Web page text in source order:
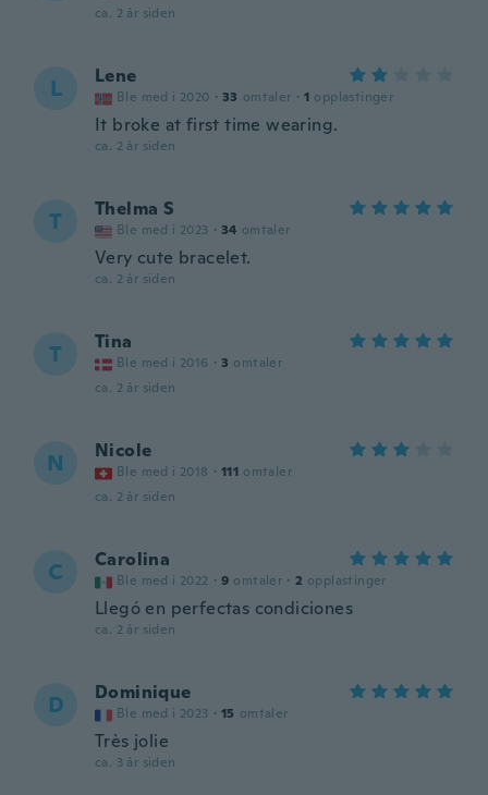
ca. 2 år siden
L Lene
Ble med i 2020 · 33 omtaler · 1 opplastinger
It broke at first time wearing.
ca. 2 år siden
T Thelma S
Ble med i 2023 · 34 omtaler
Very cute bracelet.
ca. 2 år siden
T Tina
Ble med i 2016 · 3 omtaler
ca. 2 år siden
N Nicole
Ble med i 2018 · 111 omtaler
ca. 2 år siden
C Carolina
Ble med i 2022 · 9 omtaler · 2 opplastinger
Llegó en perfectas condiciones
ca. 2 år siden
D Dominique
Ble med i 2023 · 15 omtaler
Très jolie
ca. 3 år siden